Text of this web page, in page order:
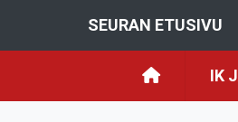
SEURAN ETUSIVU
IK